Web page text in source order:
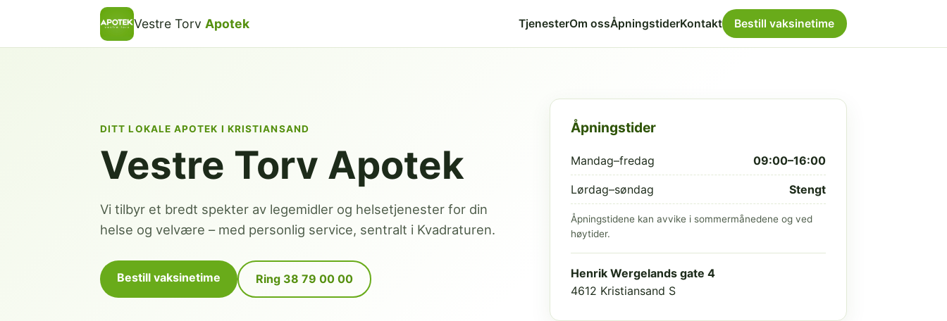
Vestre Torv Apotek TjenesterOm ossÅpningstiderKontakt Bestill vaksinetime
DITT LOKALE APOTEK I KRISTIANSAND
Vestre Torv Apotek
Vi tilbyr et bredt spekter av legemidler og helsetjenester for din
helse og velvære – med personlig service, sentralt i Kvadraturen.
Bestill vaksinetime Ring 38 79 00 00
Åpningstider
Mandag–fredag 09:00–16:00
Lørdag–søndag Stengt
Åpningstidene kan avvike i sommermånedene og ved
høytider.
Henrik Wergelands gate 4
4612 Kristiansand S